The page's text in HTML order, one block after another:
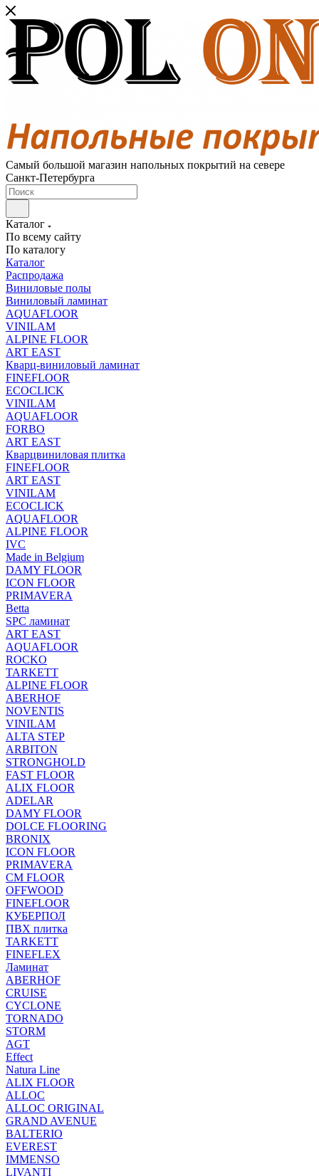
Самый большой магазин напольных покрытий на севере
Санкт-Петербурга
Каталог
По всему сайту
По каталогу
Каталог
Распродажа
Виниловые полы
Виниловый ламинат
AQUAFLOOR
VINILAM
ALPINE FLOOR
ART EAST
Кварц-виниловый ламинат
FINEFLOOR
ECOCLICK
VINILAM
AQUAFLOOR
FORBO
ART EAST
Кварцвиниловая плитка
FINEFLOOR
ART EAST
VINILAM
ECOCLICK
AQUAFLOOR
ALPINE FLOOR
IVC
Made in Belgium
DAMY FLOOR
ICON FLOOR
PRIMAVERA
Betta
SPC ламинат
ART EAST
AQUAFLOOR
ROCKO
TARKETT
ALPINE FLOOR
ABERHOF
NOVENTIS
VINILAM
ALTA STEP
ARBITON
STRONGHOLD
FAST FLOOR
ALIX FLOOR
ADELAR
DAMY FLOOR
DOLCE FLOORING
BRONIX
ICON FLOOR
PRIMAVERA
CM FLOOR
OFFWOOD
FINEFLOOR
КУБЕРПОЛ
ПВХ плитка
TARKETT
FINEFLEX
Ламинат
ABERHOF
CRUISE
CYCLONE
TORNADO
STORM
AGT
Effect
Natura Line
ALIX FLOOR
ALLOC
ALLOC ORIGINAL
GRAND AVENUE
BALTERIO
EVEREST
IMMENSO
LIVANTI